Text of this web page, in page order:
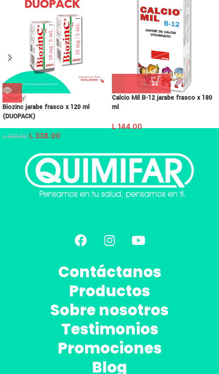
¡Oferta!
Biozinc jarabe frasco x 120 ml
(DUOPACK)
L412.00 L 338.00
- +
Calcio Mil B-12 jarabe frasco x 180
ml
L144.00
Contáctanos
Productos
Sobre nosotros
Testimonios
Promociones
Blog